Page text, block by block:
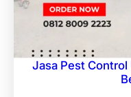
Jasa Pest Control